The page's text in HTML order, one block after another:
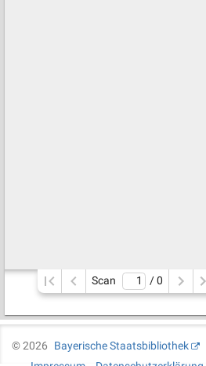
Scan / 0
©2026
Bayerische Staatsbibliothek